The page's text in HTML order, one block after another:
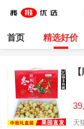
首页 精选好价
天